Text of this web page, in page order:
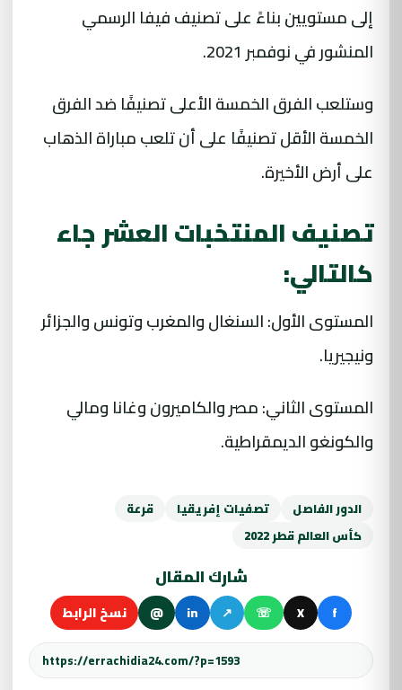
إلى مستويين بناءً على تصنيف فيفا الرسمي
المنشور في نوفمبر 2021.
وستلعب الفرق الخمسة الأعلى تصنيفًا ضد الفرق
الخمسة الأقل تصنيفًا على أن تلعب مباراة الذهاب
على أرض الأخيرة.
تصنيف المنتخبات العشر جاء
كالتالي:
المستوى الأول: السنغال والمغرب وتونس والجزائر
ونيجيريا.
المستوى الثاني: مصر والكاميرون وغانا ومالي
والكونغو الديمقراطية.
الدور الفاصل تصفيات إفريقيا
قرعة
كأس العالم قطر 2022
شارك المقال
f
X
☏
↗
in
@ نسخ الرابط